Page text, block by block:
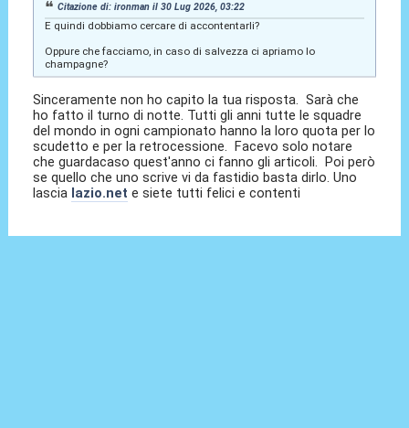
Citazione di: ironman il 30 Lug 2026, 03:22
E quindi dobbiamo cercare di accontentarli?
Oppure che facciamo, in caso di salvezza ci apriamo lo
champagne?
Sinceramente non ho capito la tua risposta. Sarà che
ho fatto il turno di notte. Tutti gli anni tutte le squadre
del mondo in ogni campionato hanno la loro quota per lo
scudetto e per la retrocessione. Facevo solo notare
che guardacaso quest'anno ci fanno gli articoli. Poi però
se quello che uno scrive vi da fastidio basta dirlo. Uno
lascia lazio.net e siete tutti felici e contenti